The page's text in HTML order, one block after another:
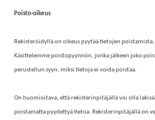
Poisto-oikeus
Rekisteröidyllä on oikeus pyytää tietojen
Käsittelemme poistopyynnön, jonka jälkeen joko
perustellun syyn, miksi tietoja ei voida poistaa.
On huomioitava, että rekisterinpitäjällä voi olla
poistamatta pyydettyä tietoa. Rekisterinpitäjällä on